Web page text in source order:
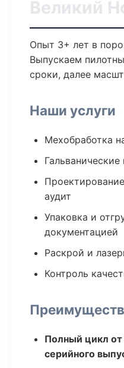
Великий
Опыт 3+ лет в
Выпускаем
сроки, далее
Наши услуги
Мехобработка
аудит
Упаковка и
документацией
Раскрой и
Контроль
Полный цикл
серийного